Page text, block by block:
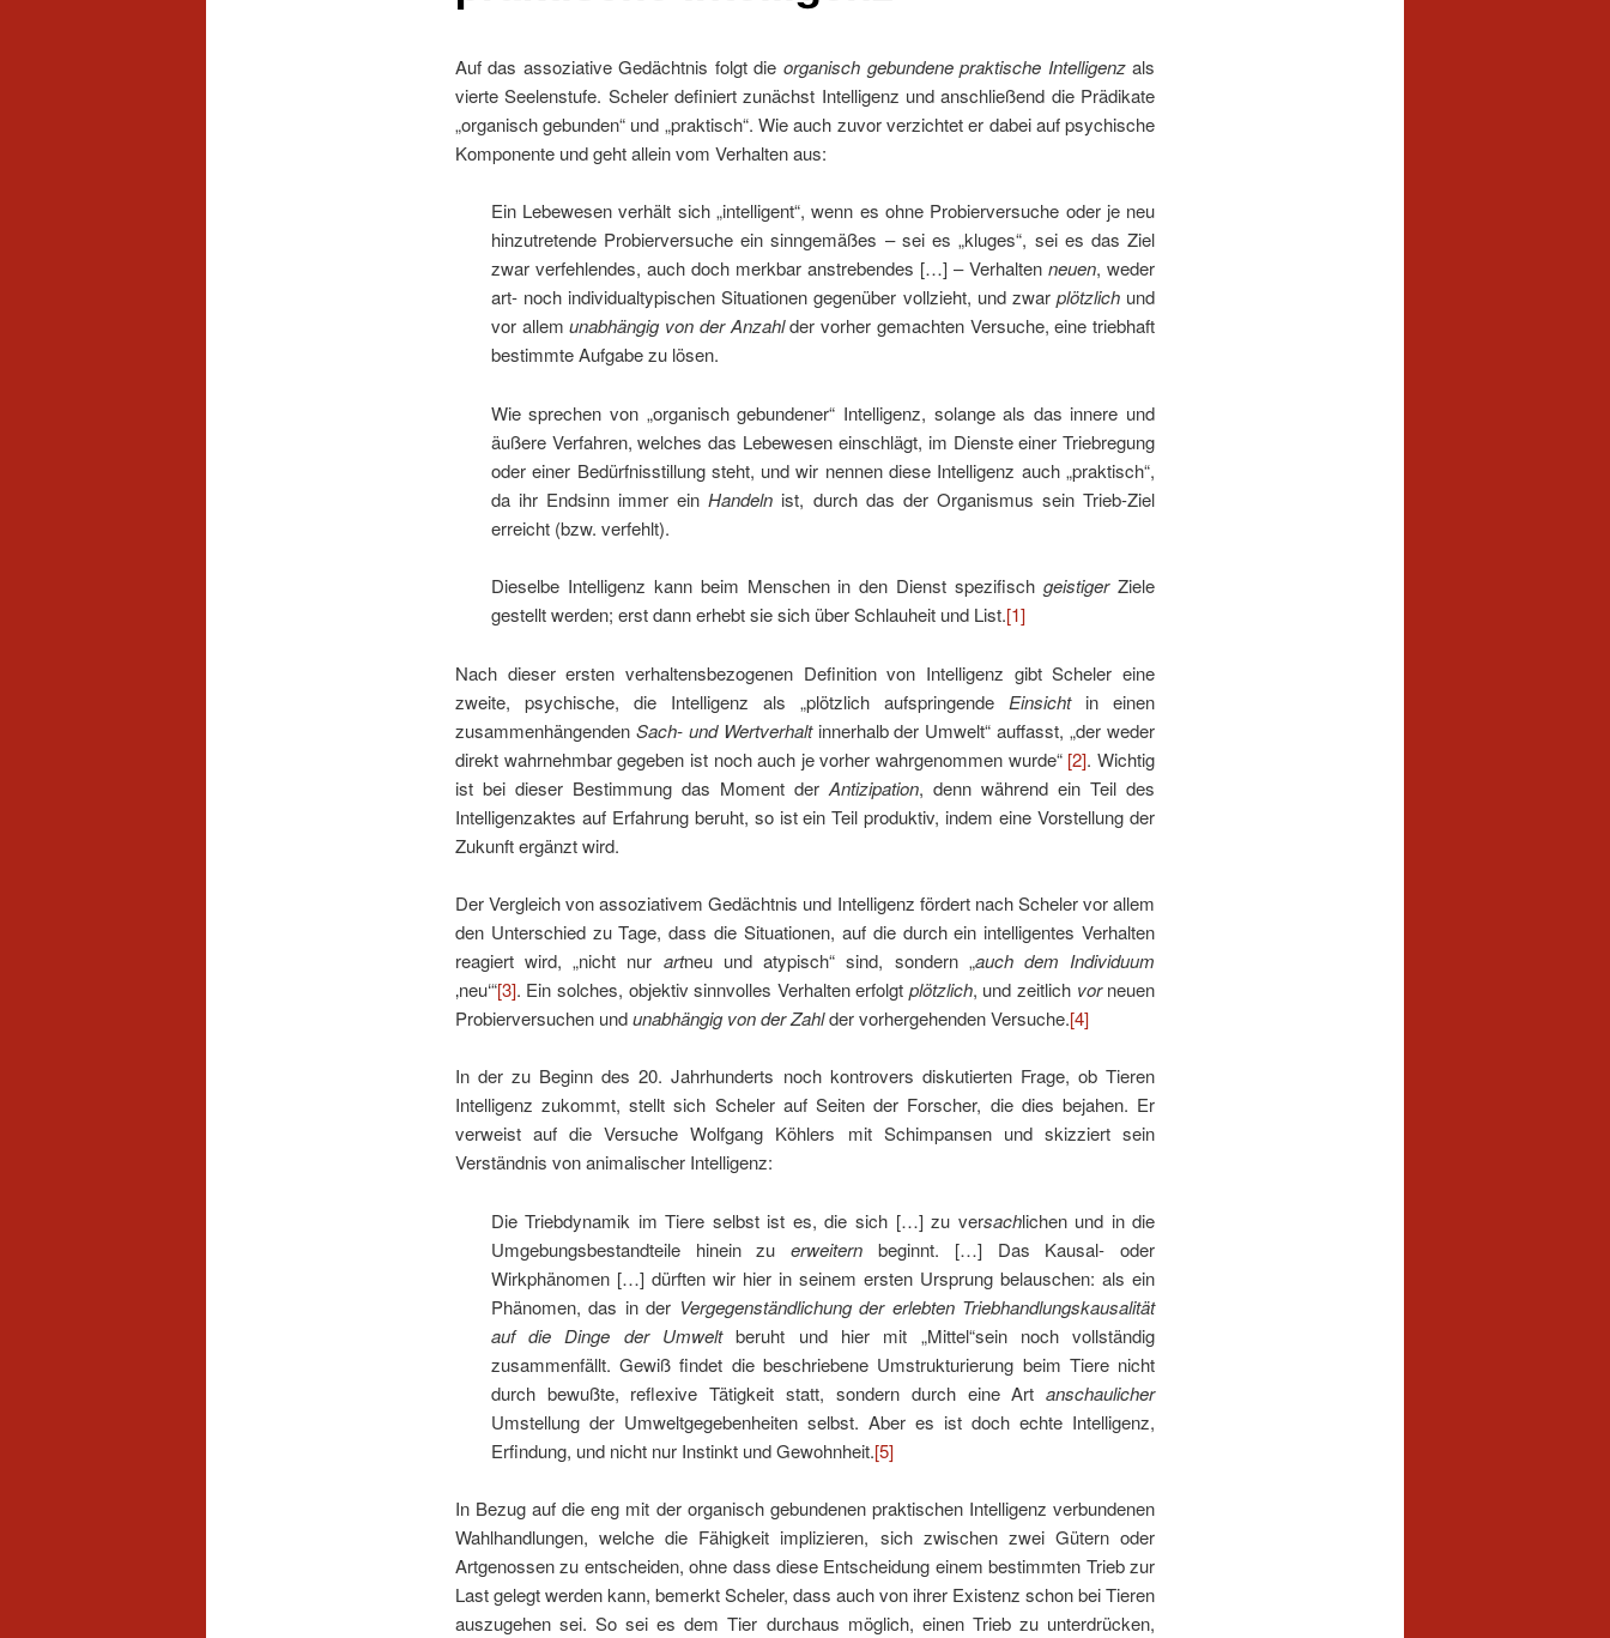
Auf das assoziative Gedächtnis folgt dieorganisch gebundene praktische Intelligenzals
vierte Seelenstufe. Scheler definiert zunächst Intelligenz und anschließend die Prädikate
„organisch gebunden“ und „praktisch“. Wie auch zuvor verzichtet er dabei auf psychische
Komponente und geht allein vom Verhalten aus:
Ein Lebewesen verhält sich „intelligent“, wenn es ohne Probierversuche oder je neu
hinzutretende Probierversuche ein sinngemäßes – sei es „kluges“, sei es das Ziel
zwar verfehlendes, auch doch merkbar anstrebendes […] – Verhaltenneuen, weder
art- noch individualtypischen Situationen gegenüber vollzieht, und zwar plötzlichund
vor allemunabhängig von der Anzahlder vorher gemachten Versuche, eine triebhaft
bestimmte Aufgabe zu lösen.
Wie sprechen von „organisch gebundener“ Intelligenz, solange als das innere und
äußere Verfahren, welches das Lebewesen einschlägt, im Dienste einer Triebregung
oder einer Bedürfnisstillung steht, und wir nennen diese Intelligenz auch „praktisch“,
da ihr Endsinn immer einHandeln ist, durch das der Organismus sein Trieb-Ziel
erreicht (bzw. verfehlt).
Dieselbe Intelligenz kann beim Menschen in den Dienst spezifischgeistigerZiele
gestellt werden; erst dann erhebt sie sich über Schlauheit und List.[1]
Nach dieser ersten verhaltensbezogenen Definition von Intelligenz gibt Scheler eine
zweite, psychische, die Intelligenz als „plötzlich aufspringende Einsichtin einen
zusammenhängenden Sach- und Wertverhaltinnerhalb der Umwelt“ auffasst, „der weder
direkt wahrnehmbar gegeben ist noch auch je vorher wahrgenommen wurde“ [2]. Wichtig
ist bei dieser Bestimmung das Moment derAntizipation, denn während ein Teil des
Intelligenzaktes auf Erfahrung beruht, so ist ein Teil produktiv, indem eine Vorstellung der
Zukunft ergänzt wird.
Der Vergleich von assoziativem Gedächtnis und Intelligenz fördert nach Scheler vor allem
den Unterschied zu Tage, dass die Situationen, auf die durch ein intelligentes Verhalten
reagiert wird, „nicht nur artneu und atypisch“ sind, sondern „auch dem Individuum
‚neu‘“[3]. Ein solches, objektiv sinnvolles Verhalten erfolgt plötzlich, und zeitlich vorneuen
Probierversuchen undunabhängig von der Zahlder vorhergehenden Versuche.[4]
In der zu Beginn des 20. Jahrhunderts noch kontrovers diskutierten Frage, ob Tieren
Intelligenz zukommt, stellt sich Scheler auf Seiten der Forscher, die dies bejahen. Er
verweist auf die Versuche Wolfgang Köhlers mit Schimpansen und skizziert sein
Verständnis von animalischer Intelligenz:
Die Triebdynamik im Tiere selbst ist es, die sich […] zu versachlichen und in die
Umgebungsbestandteile hinein zuerweiternbeginnt. […] Das Kausal- oder
Wirkphänomen […] dürften wir hier in seinem ersten Ursprung belauschen: als ein
Phänomen, das in der Vergegenständlichung der erlebten Triebhandlungskausalität
auf die Dinge der Umweltberuht und hier mit „Mittel“sein noch vollständig
zusammenfällt. Gewiß findet die beschriebene Umstrukturierung beim Tiere nicht
durch bewußte, reflexive Tätigkeit statt, sondern durch eine Artanschaulicher
Umstellung der Umweltgegebenheiten selbst. Aber es ist doch echte Intelligenz,
Erfindung, und nicht nur Instinkt und Gewohnheit.[5]
In Bezug auf die eng mit der organisch gebundenen praktischen Intelligenz verbundenen
Wahlhandlungen, welche die Fähigkeit implizieren, sich zwischen zwei Gütern oder
Artgenossen zu entscheiden, ohne dass diese Entscheidung einem bestimmten Trieb zur
Last gelegt werden kann, bemerkt Scheler, dass auch von ihrer Existenz schon bei Tieren
auszugehen sei. So sei es dem Tier durchaus möglich, einen Trieb zu unterdrücken,